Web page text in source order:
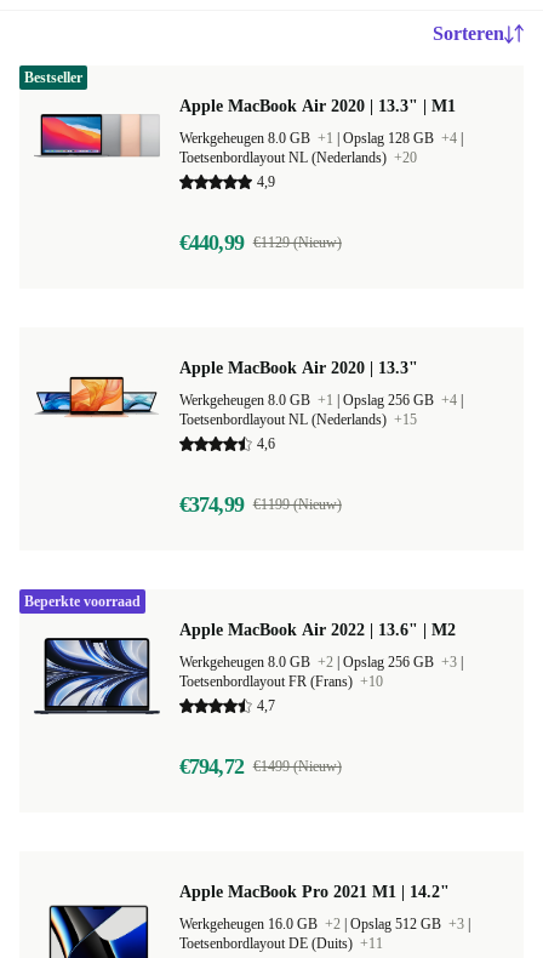
Sorteren
Apple MacBook Air 2020 | 13.3" | M1
Werkgeheugen 8.0 GB +1 Opslag 128 GB +4
Toetsenbordlayout NL (Nederlands) +20
4,9
€440,99 €1129 (Nieuw)
Bestseller
Apple MacBook Air 2020 | 13.3"
Werkgeheugen 8.0 GB +1 Opslag 256 GB +4
Toetsenbordlayout NL (Nederlands) +15
4,6
€374,99 €1199 (Nieuw)
Apple MacBook Air 2022 | 13.6" | M2
Werkgeheugen 8.0 GB +2 Opslag 256 GB +3
Toetsenbordlayout FR (Frans) +10
4,7
€794,72 €1499 (Nieuw)
Beperkte voorraad
Apple MacBook Pro 2021 M1 | 14.2"
Werkgeheugen 16.0 GB +2 Opslag 512 GB +3
Toetsenbordlayout DE (Duits) +11